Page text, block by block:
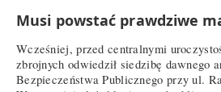
Musi powstać prawdziwe
Wcześniej, przed centralnymi
zbrojnych odwiedził siedzibę dawnego
Bezpieczeństwa Publicznego przy ul.